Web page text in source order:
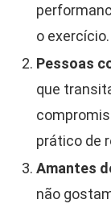
o exercício.
Pessoas
que
prático de
Amantes
não